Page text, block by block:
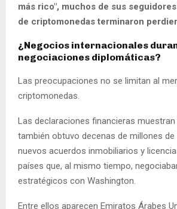
más rico", muchos de sus
de criptomonedas terminaron
¿Negocios internacionales
negociaciones diplomáticas?
Las preocupaciones no se limitan al
criptomonedas.
Las declaraciones financieras
también obtuvo decenas de millones
nuevos acuerdos inmobiliarios y
países que, al mismo tiempo,
estratégicos con Washington.
Entre ellos aparecen Emiratos Árabes